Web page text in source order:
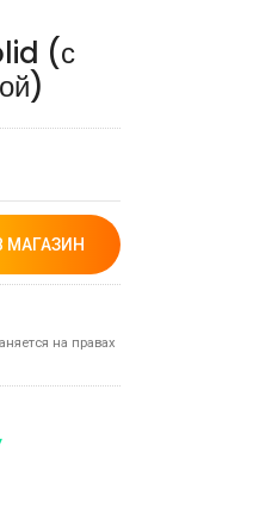
(с
МАГАЗИН
на правах